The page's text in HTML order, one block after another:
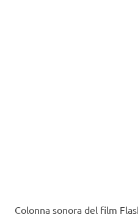
Colonna sonora del film